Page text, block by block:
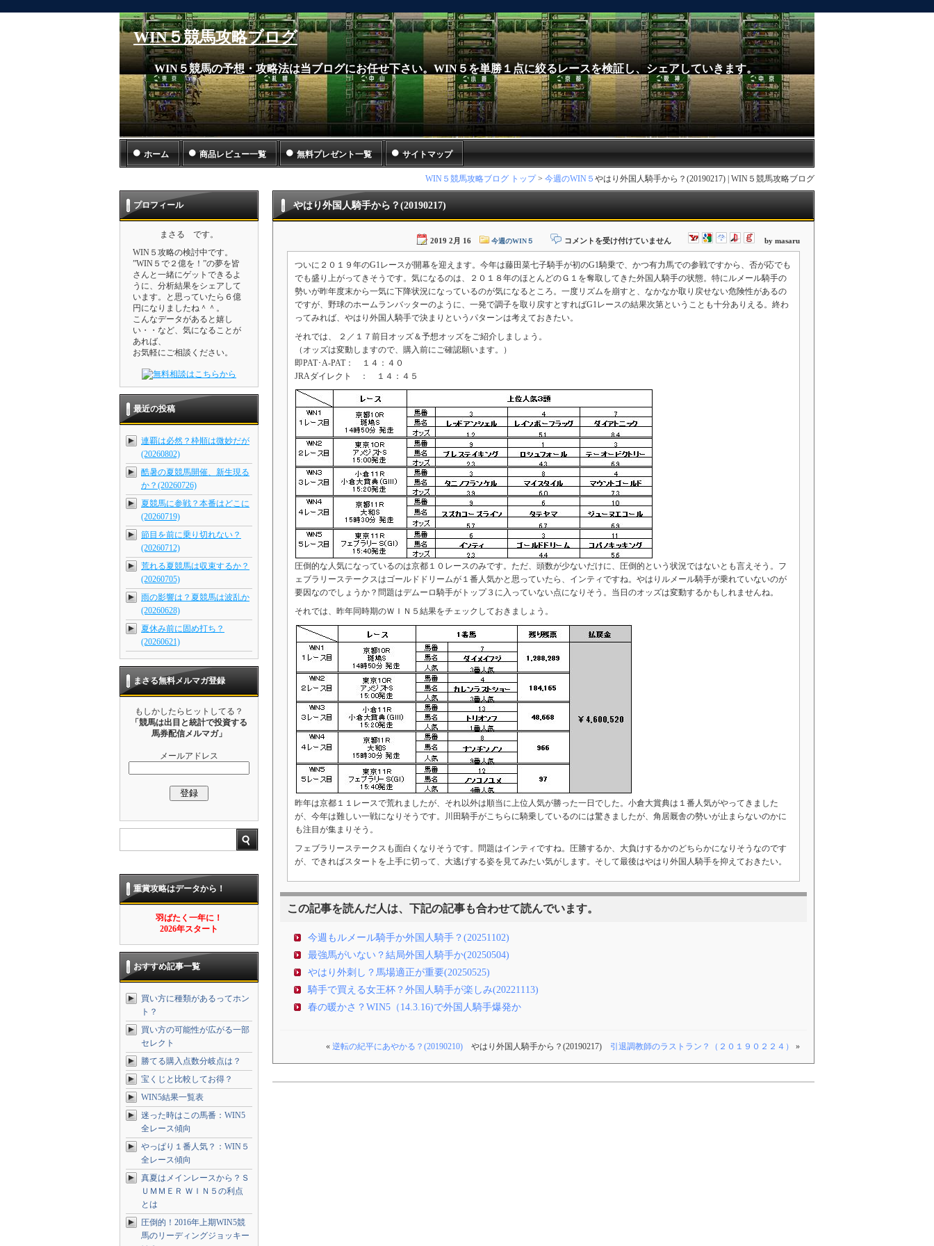
WIN５競馬攻略ブログ
WIN５競馬の予想・攻略法は当ブログにお任せ下さい。WIN５を単勝１点に絞るレースを検証し、シェアしていきます。
ホーム 商品レビュー一覧 無料プレゼント一覧 サイトマップ
WIN５競馬攻略ブログ トップ> 今週のWIN５ やはり外国人騎手から？(20190217) | WIN５競馬攻略ブログ
やはり外国人騎手から？(20190217)
2019 2月 16 今週のWIN５
は
外
国
手
か
コメントを受け付けていません by masaru
ついに２０１９年のG1レースが開幕を迎えます。今年は藤田菜七子騎手が初のG1騎乗で、かつ有力馬での参戦ですから、否が応でも
でも盛り上がってきそうです。気になるのは、２０１８年のほとんどのＧ１を奪取してきた外国人騎手の状態。特にルメール騎手の
勢いが昨年度末から一気に下降状況になっているのが気になるところ。一度リズムを崩すと、なかなか取り戻せない危険性があるの
ですが、野球のホームランバッターのように、一発で調子を取り戻すとすればG1レースの結果次第ということも十分ありえる。終わ
ってみれば、やはり外国人騎手で決まりというパターンは考えておきたい。
それでは、 ２／１７前日オッズ＆予想オッズをご紹介しましょう。
（オッズは変動しますので、購入前にご確認願います。）
即PAT･A-PAT： １４：４０
JRAダイレクト ： １４：４５
圧倒的な人気になっているのは京都１０レースのみです。ただ、頭数が少ないだけに、圧倒的という状況ではないとも言えそう。フ
ェブラリーステークスはゴールドドリームが１番人気かと思っていたら、インティですね。やはりルメール騎手が乗れていないのが
要因なのでしょうか？問題はデムーロ騎手がトップ３に入っていない点になりそう。当日のオッズは変動するかもしれませんね。
それでは、昨年同時期のＷＩＮ５結果をチェックしておきましょう。
昨年は京都１１レースで荒れましたが、それ以外は順当に上位人気が勝った一日でした。小倉大賞典は１番人気がやってきました
が、今年は難しい一戦になりそうです。川田騎手がこちらに騎乗しているのには驚きましたが、角居厩舎の勢いが止まらないのかに
も注目が集まりそう。
フェブラリーステークスも面白くなりそうです。問題はインティですね。圧勝するか、大負けするかのどちらかになりそうなのです
が、できればスタートを上手に切って、大逃げする姿を見てみたい気がします。そして最後はやはり外国人騎手を抑えておきたい。
この記事を読んだ人は、下記の記事も合わせて読んでいます。
今週もルメール騎手か外国人騎手？(20251102)
最強馬がいない？結局外国人騎手か(20250504)
やはり外刺し？馬場適正が重要(20250525)
騎手で買える女王杯？外国人騎手が楽しみ(20221113)
春の暖かさ？WIN5（14.3.16)で外国人騎手爆発か
« 逆転の紀平にあやかる？(20190210) やはり外国人騎手から？(20190217) 引退調教師のラストラン？（２０１９０２２４） »
プロフィール
まさる です。
WIN５攻略の検討中です。
”WIN５で２億を！”の夢を皆
さんと一緒にゲットできるよ
うに、分析結果をシェアして
います。と思っていたら６億
円になりましたね＾＾。
こんなデータがあると嬉し
い・・など、気になることが
あれば、
お気軽にご相談ください。
最近の投稿
連覇は必然？枠順は微妙だが
(20260802)
酷暑の夏競馬開催、新生現る
か？(20260726)
夏競馬に参戦？本番はどこに
(20260719)
節目を前に乗り切れない？
(20260712)
荒れる夏競馬は収束するか？
(20260705)
雨の影響は？夏競馬は波乱か
(20260628)
夏休み前に固め打ち？
(20260621)
まさる無料メルマガ登録
もしかしたらヒットしてる？
「競馬は出目と統計で投資する
馬券配信メルマガ」
メールアドレス
重賞攻略はデータから！
羽ばたく一年に！
2026年スタート
おすすめ記事一覧
買い方に種類があるってホン
ト？
買い方の可能性が広がる一部
セレクト
勝てる購入点数分岐点は？
宝くじと比較してお得？
WIN5結果一覧表
迷った時はこの馬番：WIN5
全レース傾向
やっぱり１番人気？：WIN５
全レース傾向
真夏はメインレースから？Ｓ
ＵＭＭＥＲ ＷＩＮ５の利点
とは
圧倒的！2016年上期WIN5競
馬のリーディングジョッキー